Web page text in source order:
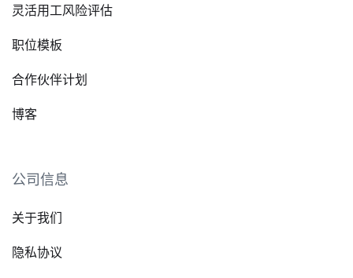
灵活用工风险评估
职位模板
合作伙伴计划
博客
公司信息
关于我们
隐私协议